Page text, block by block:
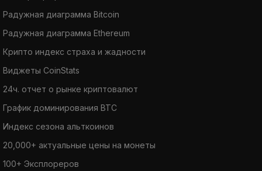
Радужная диаграмма Bitcoin
Радужная диаграмма Ethereum
Крипто индекс страха и жадности
Виджеты CoinStats
24ч. отчет о рынке криптовалют
График доминирования BTC
Индекс сезона альткоинов
20,000+ актуальные цены на монеты
100+ Эксплореров